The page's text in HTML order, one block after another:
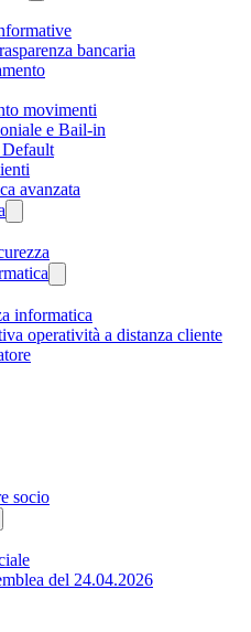
bancaria
movimenti
e Bail-in
avanzata
informatica
operatività a distanza cliente
socio
del 24.04.2026